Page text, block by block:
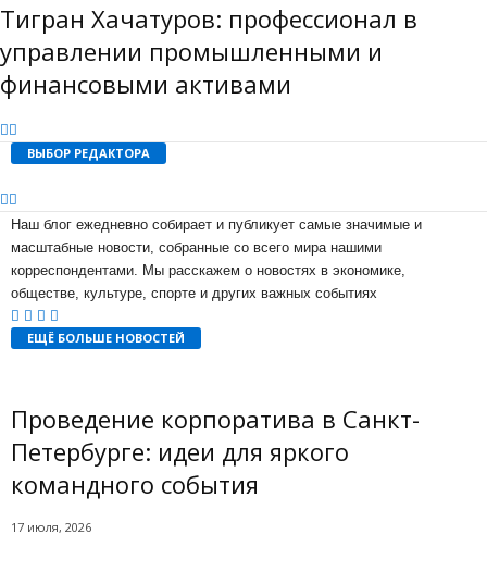
Тигран Хачатуров: профессионал в
управлении промышленными и
финансовыми активами
ВЫБОР РЕДАКТОРА
Наш блог ежедневно собирает и публикует самые значимые и
масштабные новости, собранные со всего мира нашими
корреспондентами. Мы расскажем о новостях в экономике,
обществе, культуре, спорте и других важных событиях
ЕЩЁ БОЛЬШЕ НОВОСТЕЙ
Проведение корпоратива в Санкт-
Петербурге: идеи для яркого
командного события
17 июля, 2026